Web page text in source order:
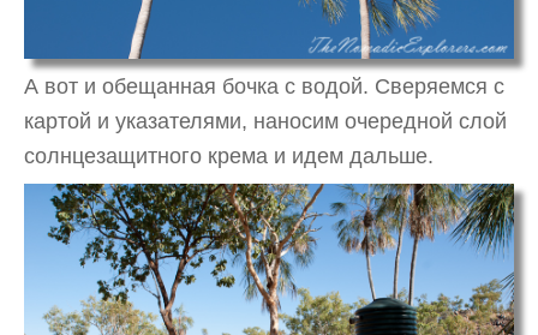
А вот и обещанная бочка с водой. Сверяемся с
картой и указателями, наносим очередной слой
солнцезащитного крема и идем дальше.